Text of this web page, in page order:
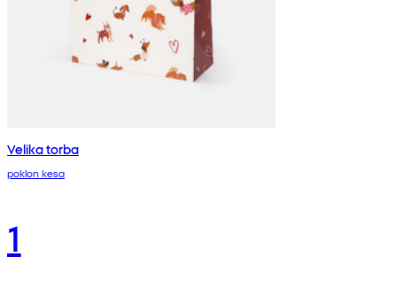
Velika torba
poklon kesa
1